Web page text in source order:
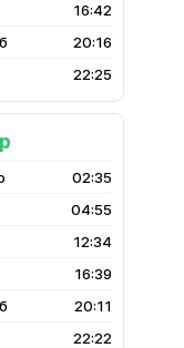
16:42
20:16
22:25
02:35
04:55
12:34
16:39
20:11
22:22